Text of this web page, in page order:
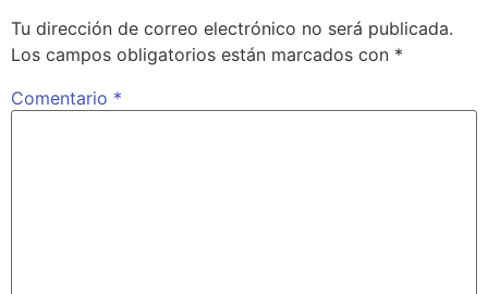
Tu dirección de correo electrónico no será publicada.
Los campos obligatorios están marcados con *
Comentario *